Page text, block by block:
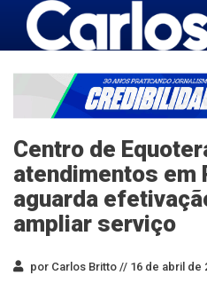
Centro de
atendimentos em
aguarda
ampliar serviço
por Carlos Britto // 16 de abril de